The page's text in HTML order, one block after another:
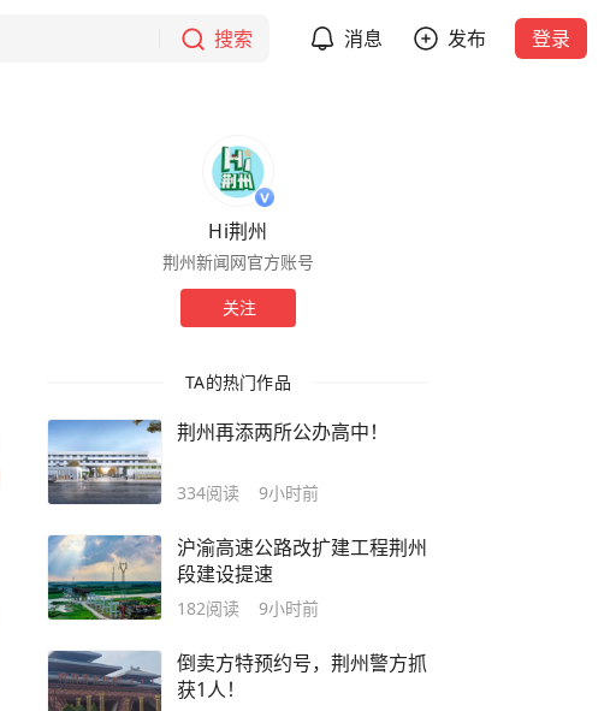
搜索 消息 发布 登录
Hi荆州
荆州新闻网官方账号
关注
TA的热门作品
荆州再添两所公办高中！
334阅读 9小时前
沪渝高速公路改扩建工程荆州
段建设提速
182阅读 9小时前
倒卖方特预约号，荆州警方抓
获1人！